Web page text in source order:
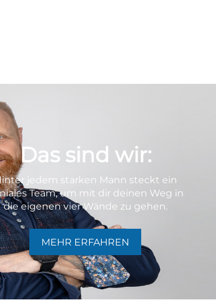
Das sind wir:
jedem starken Mann steckt ein
Team, um mit dir deinen Weg in
die eigenen vier Wände zu gehen.
MEHR ERFAHREN